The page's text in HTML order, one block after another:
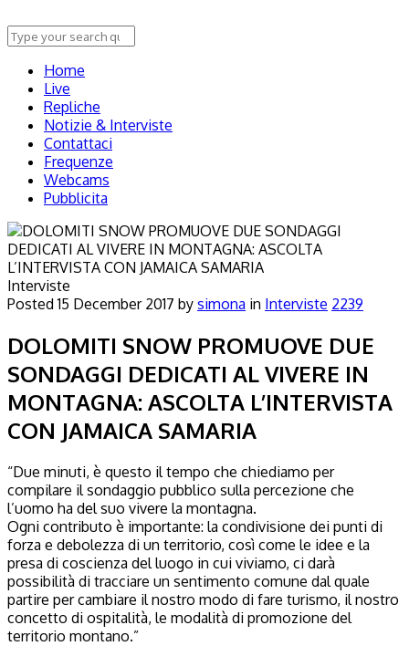
Home
Live
Repliche
Notizie & Interviste
Contattaci
Frequenze
Webcams
Pubblicita
Interviste
Posted15 December 2017 by simona in Interviste 2239
DOLOMITI SNOW PROMUOVE DUE
SONDAGGI DEDICATI AL VIVERE IN
MONTAGNA: ASCOLTA L’INTERVISTA
CON JAMAICA SAMARIA
“Due minuti, è questo il tempo che chiediamo per
compilare il sondaggio pubblico sulla percezione che
l’uomo ha del suo vivere la montagna.
Ogni contributo è importante: la condivisione dei punti di
forza e debolezza di un territorio, così come le idee e la
presa di coscienza del luogo in cui viviamo, ci darà
possibilità di tracciare un sentimento comune dal quale
partire per cambiare il nostro modo di fare turismo, il nostro
concetto di ospitalità, le modalità di promozione del
territorio montano.”